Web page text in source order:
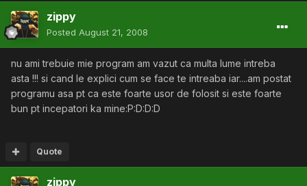
zippy
Posted August 21, 2008
nu ami trebuie mie program am vazut ca multa lume intreba
asta !!! si cand le explici cum se face te intreaba iar....am postat
programu asa pt ca este foarte usor de folosit si este foarte
bun pt incepatori ka mine:P:D:D:D
Quote
zippy